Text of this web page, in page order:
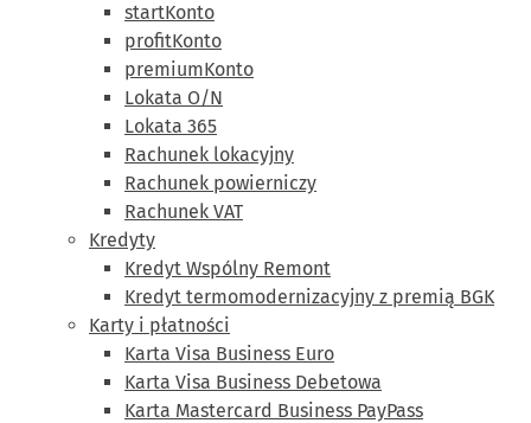
startKonto
profitKonto
premiumKonto
Lokata O/N
Lokata 365
Rachunek lokacyjny
Rachunek powierniczy
Rachunek VAT
Kredyty
Kredyt Wspólny Remont
Kredyt termomodernizacyjny z premią BGK
Karty i płatności
Karta Visa Business Euro
Karta Visa Business Debetowa
Karta Mastercard Business PayPass